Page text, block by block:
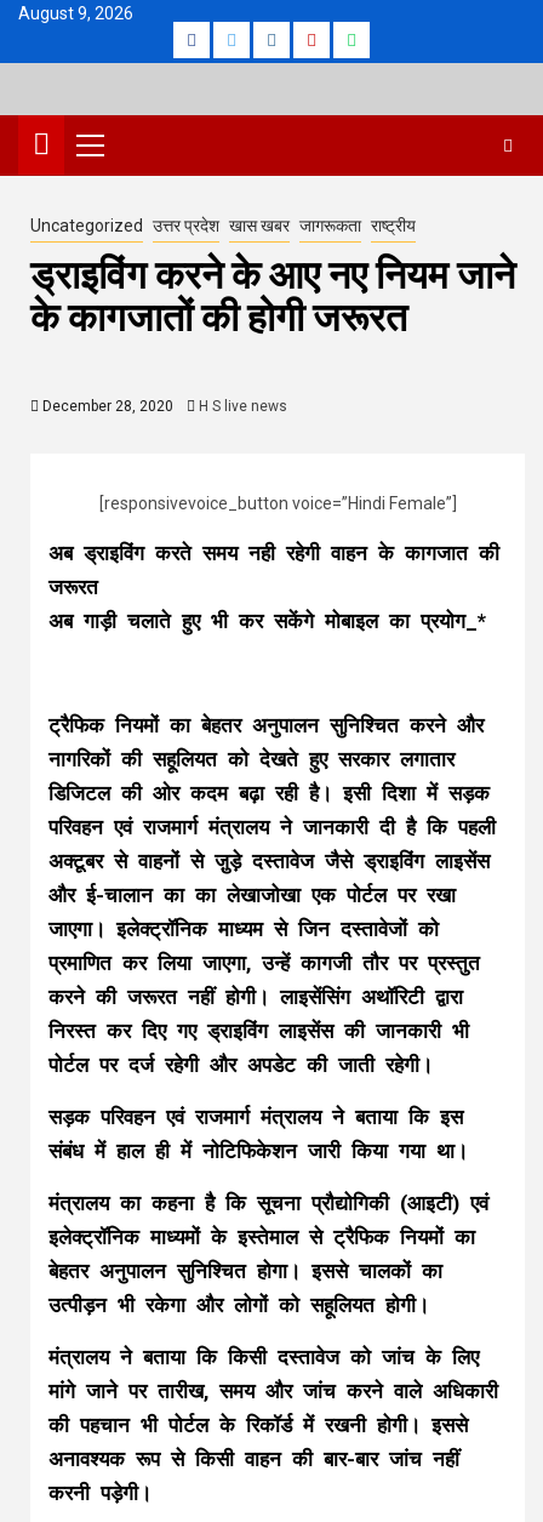
Skip
content
August 9, 2026
Facebook
TwitterInstagram
YoutubeWhatsapp
Primary
Menu
Uncategorized उत्तर प्रदेश खास खबर जागरूकता राष्ट्रीय
ड्राइविंग करने के आए नए नियम जाने
के कागजातों की होगी जरूरत
December 28, 2020 H S live news
[responsivevoice_button voice=”Hindi Female”]
अब ड्राइविंग करते समय नही रहेगी वाहन के कागजात की
जरूरत
अब गाड़ी चलाते हुए भी कर सकेंगे मोबाइल का प्रयोग_*
ट्रैफिक नियमों का बेहतर अनुपालन सुनिश्चित करने और
नागरिकों की सहूलियत को देखते हुए सरकार लगातार
डिजिटल की ओर कदम बढ़ा रही है। इसी दिशा में सड़क
परिवहन एवं राजमार्ग मंत्रालय ने जानकारी दी है कि पहली
अक्टूबर से वाहनों से जु़ड़े दस्तावेज जैसे ड्राइविंग लाइसेंस
और ई-चालान का का लेखाजोखा एक पोर्टल पर रखा
जाएगा। इलेक्ट्रॉनिक माध्यम से जिन दस्तावेजों को
प्रमाणित कर लिया जाएगा, उन्हें कागजी तौर पर प्रस्तुत
करने की जरूरत नहीं होगी। लाइसेंसिंग अथॉरिटी द्वारा
निरस्त कर दिए गए ड्राइविंग लाइसेंस की जानकारी भी
पोर्टल पर दर्ज रहेगी और अपडेट की जाती रहेगी।
सड़क परिवहन एवं राजमार्ग मंत्रालय ने बताया कि इस
संबंध में हाल ही में नोटिफिकेशन जारी किया गया था।
मंत्रालय का कहना है कि सूचना प्रौद्योगिकी (आइटी) एवं
इलेक्ट्रॉनिक माध्यमों के इस्तेमाल से ट्रैफिक नियमों का
बेहतर अनुपालन सुनिश्चित होगा। इससे चालकों का
उत्पीड़न भी रकेगा और लोगों को सहूलियत होगी।
मंत्रालय ने बताया कि किसी दस्तावेज को जांच के लिए
मांगे जाने पर तारीख, समय और जांच करने वाले अधिकारी
की पहचान भी पोर्टल के रिकॉर्ड में रखनी होगी। इससे
अनावश्यक रूप से किसी वाहन की बार-बार जांच नहीं
करनी पड़ेगी।